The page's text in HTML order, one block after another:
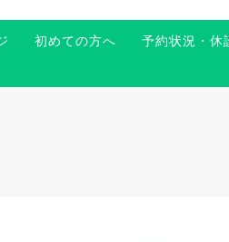
初めての方へ 予約状況・休